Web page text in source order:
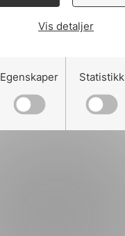
Vis detaljer
Egenskaper Statistikk